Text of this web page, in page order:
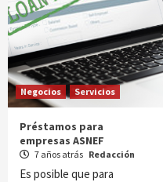
Negocios Servicios
Préstamos para
empresas ASNEF
7 años atrás Redacción
Es posible que para